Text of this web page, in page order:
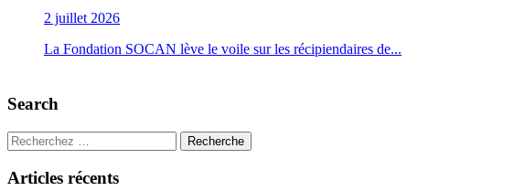
2 juillet 2026
La Fondation SOCAN lève le voile sur les récipiendaires de...
Search
Recherche
Articles récents